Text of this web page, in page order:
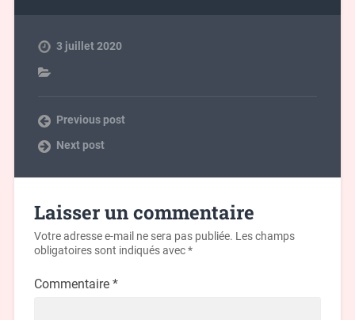
3 juillet 2020
Previous post
Next post
Laisser un commentaire
Votre adresse e-mail ne sera pas publiée. Les champs
obligatoires sont indiqués avec*
Commentaire *